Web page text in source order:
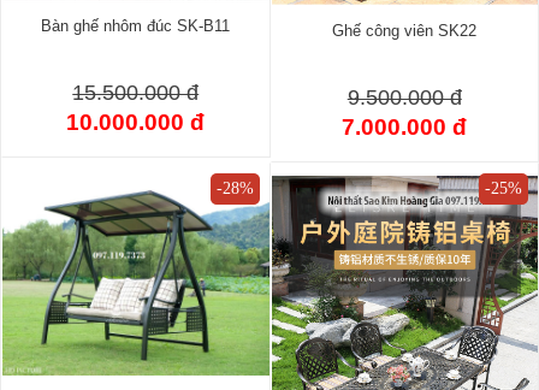
Bàn ghế nhôm đúc SK-B11
15.500.000 đ
10.000.000 đ
Ghế công viên SK22
9.500.000 đ
7.000.000 đ
-28% -25%